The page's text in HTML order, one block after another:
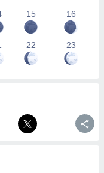
15 16
22 23